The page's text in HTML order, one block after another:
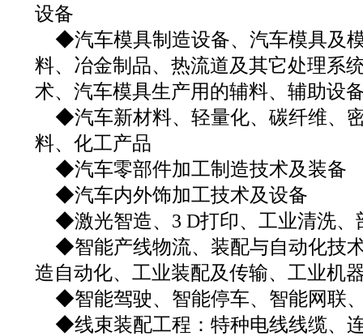
设备
◆汽车模具制造设备、汽车模具及
料、冶金制品、热流道及其它处理系
术、汽车模具生产用的辅料、辅助设
◆汽车新材料、轻量化、碳纤维、
料、化工产品
◆汽车零部件加工制造技术及装备
◆汽车内外饰加工技术及设备
◆激光智造、3 D打印、工业清洗、
◆智能产线物流、装配与自动化技
造自动化、工业装配及传输、工业机
◆智能驾驶、智能停车、智能网联
◆线束装配工程：特种电线线缆、